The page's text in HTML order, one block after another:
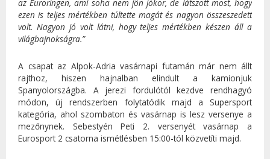
az Euroringen, ami soha nem jön jókor, de látszott most, hogy
ezen is teljes mértékben túltette magát és nagyon összeszedett
volt. Nagyon jó volt látni, hogy teljes mértékben készen áll a
világbajnokságra.”
A csapat az Alpok-Adria vasárnapi futamán már nem állt
rajthoz, hiszen hajnalban elindult a kamionjuk
Spanyolországba. A jerezi fordulótól kezdve rendhagyó
módon, új rendszerben folytatódik majd a Supersport
kategória, ahol szombaton és vasárnap is lesz versenye a
mezőnynek. Sebestyén Peti 2. versenyét vasárnap a
Eurosport 2 csatorna ismétlésben 15:00-tól közvetíti majd.